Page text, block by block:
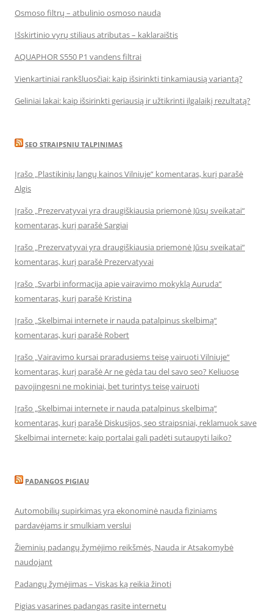
Osmoso filtrų – atbulinio osmoso nauda
Išskirtinio vyrų stiliaus atributas – kaklaraištis
AQUAPHOR S550 P1 vandens filtrai
Vienkartiniai rankšluosčiai: kaip išsirinkti tinkamiausią variantą?
Geliniai lakai: kaip išsirinkti geriausią ir užtikrinti ilgalaikį rezultatą?
SEO STRAIPSNIU TALPINIMAS
Įrašo „Plastikinių langų kainos Vilniuje“ komentaras, kurį parašė
Algis
Įrašo „Prezervatyvai yra draugiškiausia priemonė Jūsų sveikatai“
komentaras, kurį parašė Sargiai
Įrašo „Prezervatyvai yra draugiškiausia priemonė Jūsų sveikatai“
komentaras, kurį parašė Prezervatyvai
Įrašo „Svarbi informacija apie vairavimo mokyklą Auruda“
komentaras, kurį parašė Kristina
Įrašo „Skelbimai internete ir nauda patalpinus skelbimą“
komentaras, kurį parašė Robert
Įrašo „Vairavimo kursai praradusiems teisę vairuoti Vilniuje“
komentaras, kurį parašė Ar ne gėda tau del savo seo? Keliuose
pavojingesni ne mokiniai, bet turintys teisę vairuoti
Įrašo „Skelbimai internete ir nauda patalpinus skelbimą“
komentaras, kurį parašė Diskusijos, seo straipsniai, reklamuok save
Skelbimai internete: kaip portalai gali padėti sutaupyti laiko?
PADANGOS PIGIAU
Automobilių supirkimas yra ekonominė nauda fiziniams
pardavėjams ir smulkiam verslui
Žieminių padangų žymėjimo reikšmės, Nauda ir Atsakomybė
naudojant
Padangų žymėjimas – Viskas ką reikia žinoti
Pigias vasarines padangas rasite internetu